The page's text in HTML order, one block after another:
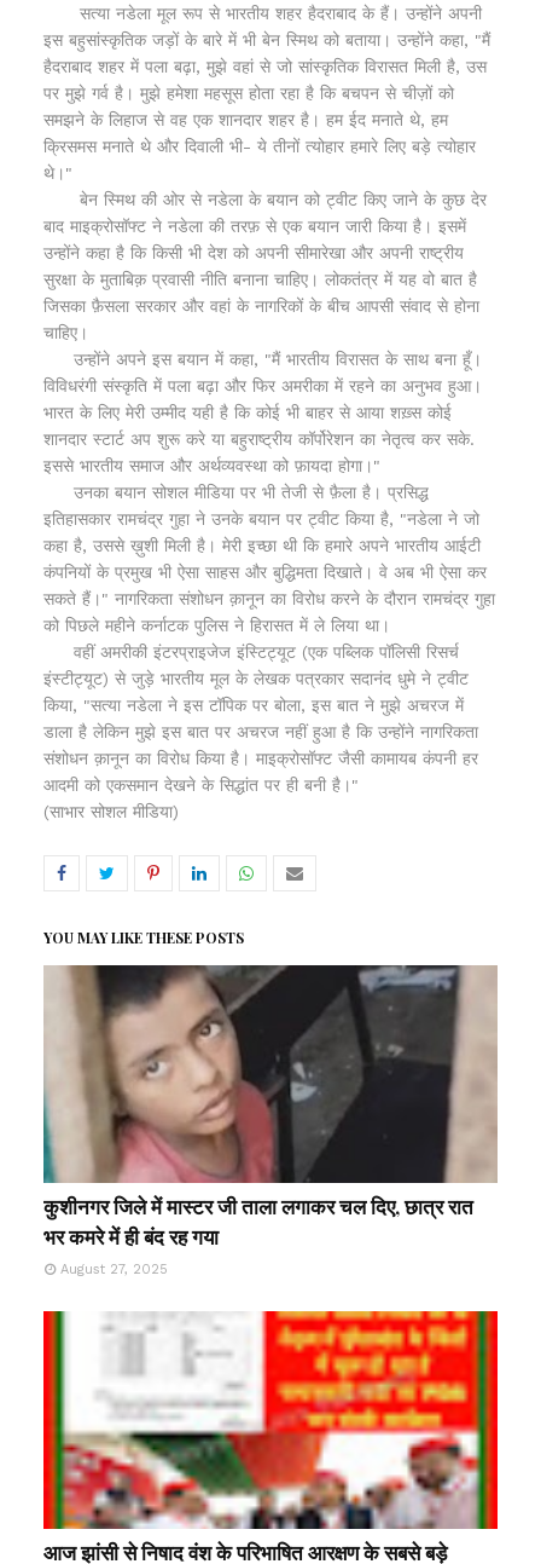
सत्या नडेला मूल रूप से भारतीय शहर हैदराबाद के हैं। उन्होंने अपनी
इस बहुसांस्कृतिक जड़ों के बारे में भी बेन स्मिथ को बताया। उन्होंने कहा, "मैं
हैदराबाद शहर में पला बढ़ा, मुझे वहां से जो सांस्कृतिक विरासत मिली है, उस
पर मुझे गर्व है। मुझे हमेशा महसूस होता रहा है कि बचपन से चीज़ों को
समझने के लिहाज से वह एक शानदार शहर है। हम ईद मनाते थे, हम
क्रिसमस मनाते थे और दिवाली भी- ये तीनों त्योहार हमारे लिए बड़े त्योहार
थे।"
बेन स्मिथ की ओर से नडेला के बयान को ट्वीट किए जाने के कुछ देर
बाद माइक्रोसॉफ्ट ने नडेला की तरफ़ से एक बयान जारी किया है। इसमें
उन्होंने कहा है कि किसी भी देश को अपनी सीमारेखा और अपनी राष्ट्रीय
सुरक्षा के मुताबिक़ प्रवासी नीति बनाना चाहिए। लोकतंत्र में यह वो बात है
जिसका फ़ैसला सरकार और वहां के नागरिकों के बीच आपसी संवाद से होना
चाहिए।
उन्होंने अपने इस बयान में कहा, "मैं भारतीय विरासत के साथ बना हूँ।
विविधरंगी संस्कृति में पला बढ़ा और फिर अमरीका में रहने का अनुभव हुआ।
भारत के लिए मेरी उम्मीद यही है कि कोई भी बाहर से आया शख़्स कोई
शानदार स्टार्ट अप शुरू करे या बहुराष्ट्रीय कॉर्पोरेशन का नेतृत्व कर सके.
इससे भारतीय समाज और अर्थव्यवस्था को फ़ायदा होगा।"
उनका बयान सोशल मीडिया पर भी तेजी से फ़ैला है। प्रसिद्ध
इतिहासकार रामचंद्र गुहा ने उनके बयान पर ट्वीट किया है, "नडेला ने जो
कहा है, उससे ख़ुशी मिली है। मेरी इच्छा थी कि हमारे अपने भारतीय आईटी
कंपनियों के प्रमुख भी ऐसा साहस और बुद्धिमता दिखाते। वे अब भी ऐसा कर
सकते हैं।" नागरिकता संशोधन क़ानून का विरोध करने के दौरान रामचंद्र गुहा
को पिछले महीने कर्नाटक पुलिस ने हिरासत में ले लिया था।
वहीं अमरीकी इंटरप्राइजेज इंस्टिट्यूट (एक पब्लिक पॉलिसी रिसर्च
इंस्टीट्यूट) से जुड़े भारतीय मूल के लेखक पत्रकार सदानंद धुमे ने ट्वीट
किया, "सत्या नडेला ने इस टॉपिक पर बोला, इस बात ने मुझे अचरज में
डाला है लेकिन मुझे इस बात पर अचरज नहीं हुआ है कि उन्होंने नागरिकता
संशोधन क़ानून का विरोध किया है। माइक्रोसॉफ्ट जैसी कामायब कंपनी हर
आदमी को एकसमान देखने के सिद्धांत पर ही बनी है।"
(साभार सोशल मीडिया)
YOU MAY LIKE THESE POSTS
कुशीनगर जिले में मास्टर जी ताला लगाकर चल दिए, छात्र रात
भर कमरे में ही बंद रह गया
August 27, 2025
आज झांसी से निषाद वंश के परिभाषित आरक्षण के सबसे बड़े